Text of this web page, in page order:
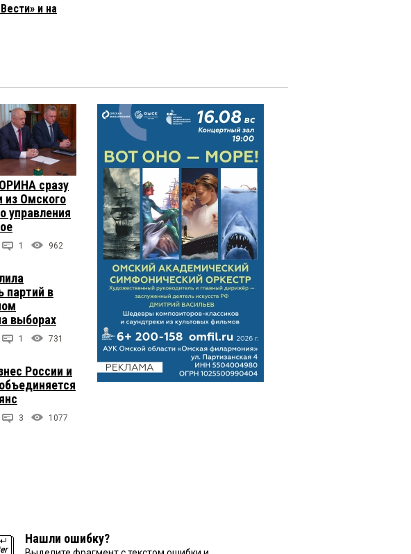
и на
сразу
из Омского
управления
1 962
партий в
выборах
1 731
России и
3 1077
Нашли ошибку?